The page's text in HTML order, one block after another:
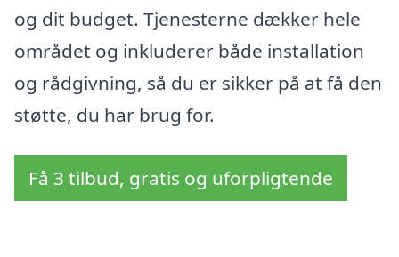
og dit budget. Tjenesterne dækker hele
området og inkluderer både installation
og rådgivning, så du er sikker på at få den
støtte, du har brug for.
Få 3 tilbud, gratis og uforpligtende